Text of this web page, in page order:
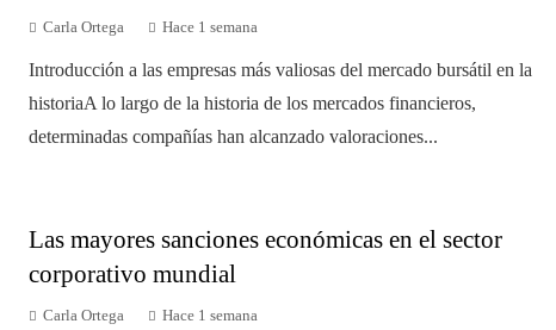
Carla Ortega Hace 1 semana
Introducción a las empresas más valiosas del mercado bursátil en la
historiaA lo largo de la historia de los mercados financieros,
determinadas compañías han alcanzado valoraciones...
Las mayores sanciones económicas en el sector
corporativo mundial
Carla Ortega Hace 1 semana